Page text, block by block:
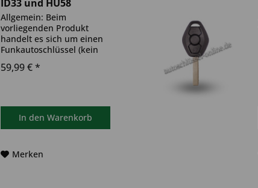
ID33 und HU58
(Aftermarket Produkt)
Allgemein: Beim
vorliegenden Produkt
handelt es sich um einen
Funkautoschlüssel (kein
Wegfahrsperre
verbaut. Bitte achte darauf,
dass der Autoschlüssel
59,99 € *
In den Warenkorb
Merken